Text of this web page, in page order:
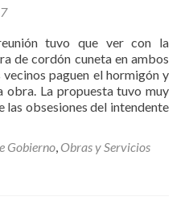
tuvo que ver con la
de cordón cuneta en ambos
paguen el hormigón y
La propuesta tuvo muy
obsesiones del intendente
Gobierno Obras y Servicios